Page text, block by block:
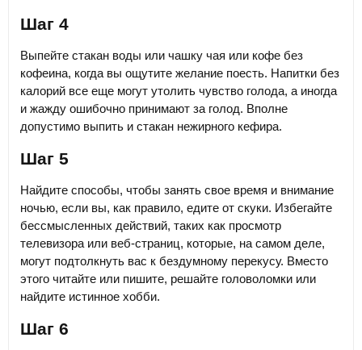
Шаг 4
Выпейте стакан воды или чашку чая или кофе без
кофеина, когда вы ощутите желание поесть. Напитки без
калорий все еще могут утолить чувство голода, а иногда
и жажду ошибочно принимают за голод. Вполне
допустимо выпить и стакан нежирного кефира.
Шаг 5
Найдите способы, чтобы занять свое время и внимание
ночью, если вы, как правило, едите от скуки. Избегайте
бессмысленных действий, таких как просмотр
телевизора или веб-страниц, которые, на самом деле,
могут подтолкнуть вас к бездумному перекусу. Вместо
этого читайте или пишите, решайте головоломки или
найдите истинное хобби.
Шаг 6